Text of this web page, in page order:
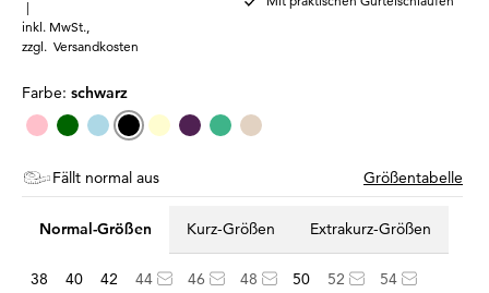
|
inkl. MwSt.
zzgl. Versandkosten
Farbe: schwarz
Fällt normal aus Größentabelle
Normal-Größen Kurz-Größen Extrakurz-Größen
38 40 42 44 46 48 50 52
54